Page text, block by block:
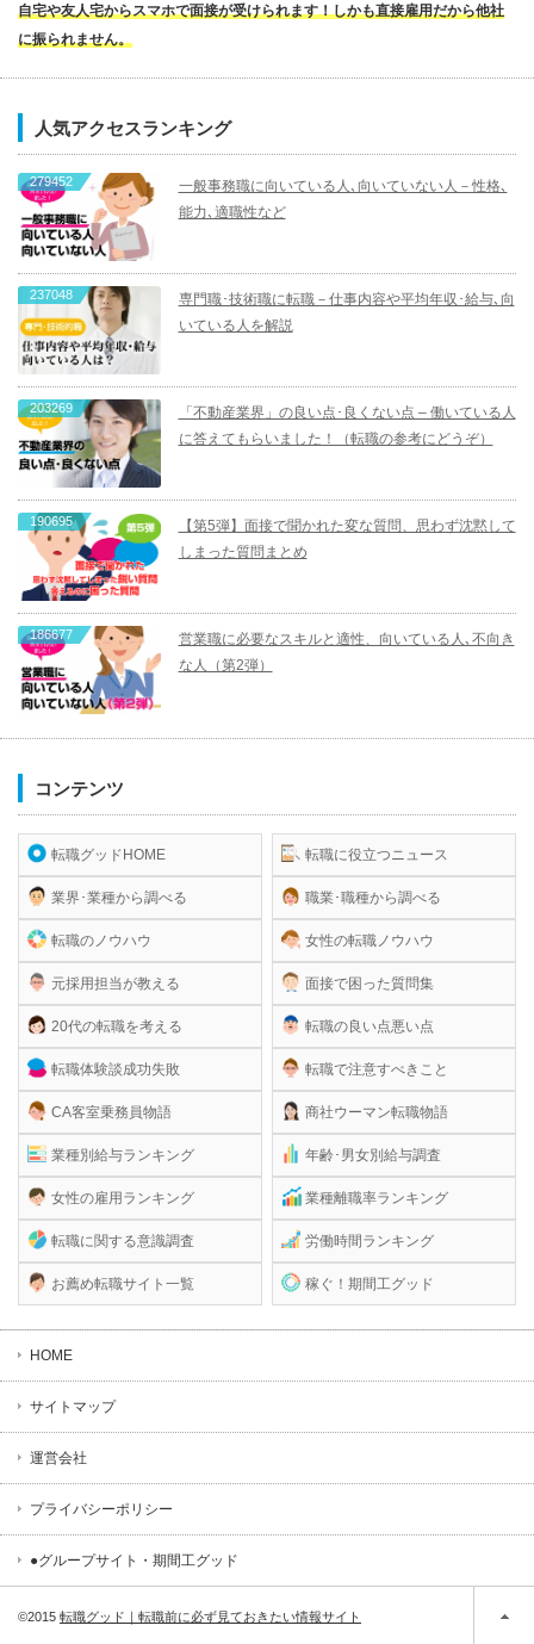
自宅や友人宅からスマホで面接が受けられます！しかも直接雇用だから他社
に振られません。
人気アクセスランキング
279452
一般事務職に向いている人､向いていない人－性格､
能力､適職性など
237048
専門職･技術職に転職－仕事内容や平均年収･給与､向
いている人を解説
203269
「不動産業界」の良い点･良くない点 – 働いている人
に答えてもらいました！（転職の参考にどうぞ）
190695
【第5弾】面接で聞かれた変な質問、思わず沈黙して
しまった質問まとめ
186677
営業職に必要なスキルと適性、向いている人､不向き
な人（第2弾）
コンテンツ
転職グッドHOME
業界･業種から調べる
転職のノウハウ
元採用担当が教える
20代の転職を考える
転職体験談成功失敗
CA客室乗務員物語
業種別給与ランキング
女性の雇用ランキング
転職に関する意識調査
お薦め転職サイト一覧
転職に役立つニュース
職業･職種から調べる
女性の転職ノウハウ
面接で困った質問集
転職の良い点悪い点
転職で注意すべきこと
商社ウーマン転職物語
年齢･男女別給与調査
業種離職率ランキング
労働時間ランキング
稼ぐ！期間工グッド
HOME
サイトマップ
運営会社
プライバシーポリシー
●グループサイト・期間工グッド
©2015 転職グッド｜転職前に必ず見ておきたい情報サイト